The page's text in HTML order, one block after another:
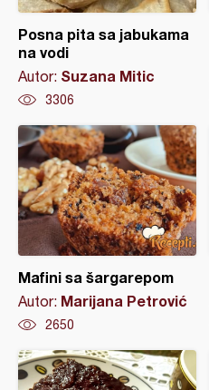
Posna pita sa jabukama
na vodi
Autor: Suzana Mitic
3306
Mafini sa šargarepom
Autor: Marijana Petrović
2650